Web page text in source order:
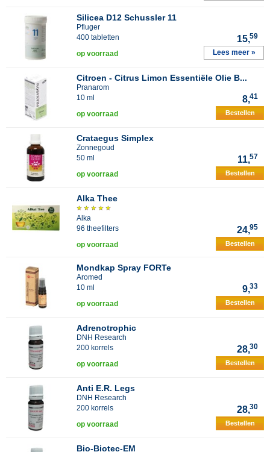
Silicea D12 Schussler 11
Pfluger
400 tabletten
15,59
op voorraad Lees meer »
Citroen - Citrus Limon Essentiële Olie B...
Pranarom
10 ml
8,41
op voorraad Bestellen
Crataegus Simplex
Zonnegoud
50 ml
11,57
op voorraad Bestellen
Alka Thee
Alka
96 theefilters
24,95
op voorraad Bestellen
Mondkap Spray FORTe
Aromed
10 ml
9,33
op voorraad Bestellen
Adrenotrophic
DNH Research
200 korrels
28,30
op voorraad Bestellen
Anti E.R. Legs
DNH Research
200 korrels
28,30
op voorraad Bestellen
Bio-Biotec-EM